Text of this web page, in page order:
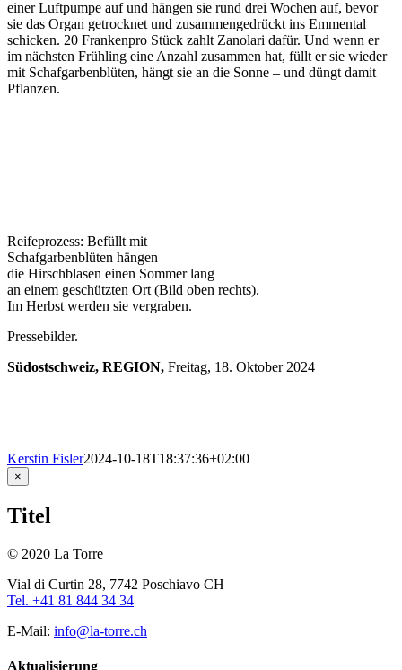
einer Luftpumpe auf und hängen sie rund drei Wochen auf, bevor
sie das Organ getrocknet und zusammengedrückt ins Emmental
schicken. 20 Frankenpro Stück zahlt Zanolari dafür. Und wenn er
im nächsten Frühling eine Anzahl zusammen hat, füllt er sie wieder
mit Schafgarbenblüten, hängt sie an die Sonne – und düngt damit
Pflanzen.
Reifeprozess: Befüllt mit
Schafgarbenblüten hängen
die Hirschblasen einen Sommer lang
an einem geschützten Ort (Bild oben rechts).
Im Herbst werden sie vergraben.
Pressebilder.
Südostschweiz, REGION, Freitag, 18. Oktober 2024
Kerstin Fisler2024-10-18T18:37:36+02:00
Close
product
view
×
Titel
© 2020 La Torre
Vial di Curtin 28, 7742 Poschiavo CH
Tel. +41 81 844 34 34
E-Mail: info@la-torre.ch
Aktualisierung